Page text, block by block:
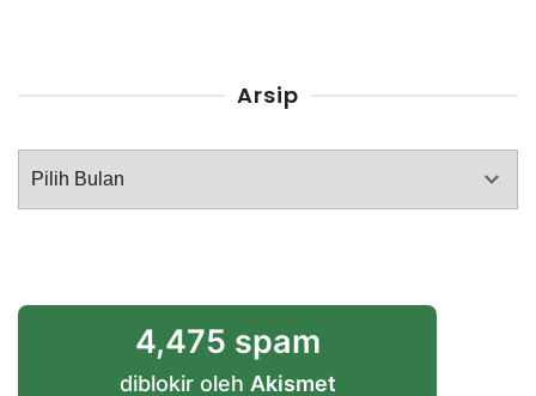
Arsip
Arsip
4,475 spam
diblokir oleh Akismet